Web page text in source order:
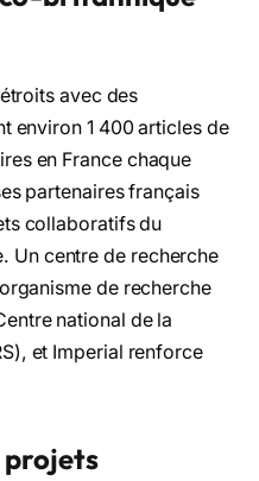
avec des
environ 1 400 articles de
en France chaque
partenaires français
collaboratifs du
Un centre de recherche
de recherche
national de la
et Imperial renforce
projets